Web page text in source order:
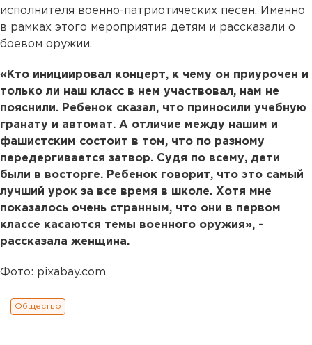
исполнителя военно-патриотических песен. Именно
в рамках этого мероприятия детям и рассказали о
боевом оружии.
«Кто инициировал концерт, к чему он приурочен и
только ли наш класс в нем участвовал, нам не
пояснили. Ребенок сказал, что приносили учебную
гранату и автомат. А отличие между нашим и
фашистским состоит в том, что по разному
передергивается затвор. Судя по всему, дети
были в восторге. Ребенок говорит, что это самый
лучший урок за все время в школе. Хотя мне
показалось очень странным, что они в первом
классе касаются темы военного оружия», -
рассказала женщина.
Фото: pixabay.com
Общество